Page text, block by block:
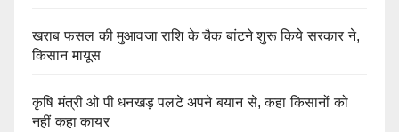
खराब फसल की मुआवजा राशि के चैक बांटने शुरू किये सरकार ने,
किसान मायूस
कृषि मंत्री ओ पी धनखड़ पलटे अपने बयान से, कहा किसानों को
नहीं कहा कायर